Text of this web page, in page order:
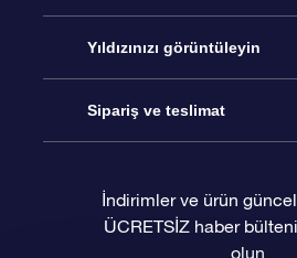
İletişim
Blogu
Değerlendirmeler
Çevrimiçi Yıldız Hediyesi
OSR Hediye Paketi
OSR Hediye Kartı
Yıldızınızı görüntüleyin
Star Register
Kişiselleştirilmiş Yıldız Sayfası
Sipariş ve teslimat
Ödeme bilgileri
İndirimler ve ürün
ÜCRETSİZ haber
olun